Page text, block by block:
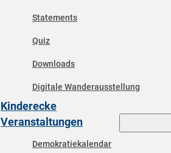
Statements
Quiz
Downloads
Digitale Wanderausstellung
Kinderecke
Veranstaltungen
Demokratiekalendar